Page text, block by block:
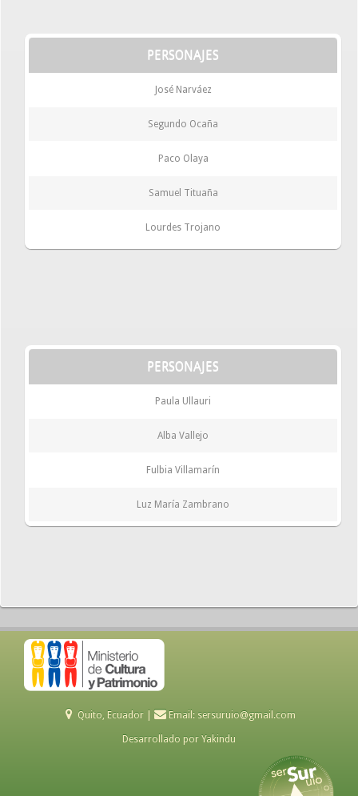
PERSONAJES
José Narváez
Segundo Ocaña
Paco Olaya
Samuel Tituaña
Lourdes Trojano
PERSONAJES
Paula Ullauri
Alba Vallejo
Fulbia Villamarín
Luz María Zambrano
Quito, Ecuador | Email: sersuruio@gmail.com
Desarrollado por Yakindu